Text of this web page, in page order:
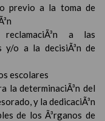
previo a la toma de
a las
y/o a la decisiÃ³n de
escolares
la determinaciÃ³n del
y la dedicaciÃ³n
de los Ã³rganos de